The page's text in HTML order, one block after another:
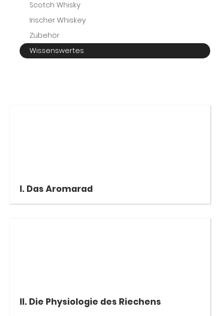
Scotch Whisky
Irischer Whiskey
Zubehör
Wissenswertes
I. Das Aromarad
II. Die Physiologie des Riechens